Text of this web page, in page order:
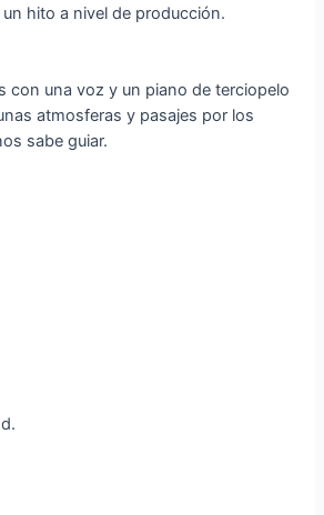
hito a nivel de producción.
con una voz y un piano de terciopelo
atmosferas y pasajes por los
sabe guiar.